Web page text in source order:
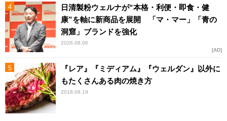
日清製粉ウェルナが“本格・利便・即食・健
康”を軸に新商品を展開 「マ・マー」「青の
洞窟」ブランドを強化
2026.08.06
AD
『レア』『ミディアム』『ウェルダン』以外に
もたくさんある肉の焼き方
2018.09.19